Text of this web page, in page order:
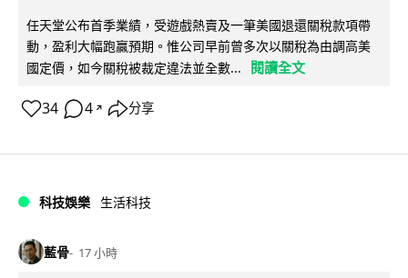
任天堂公布首季業績，受遊戲熱賣及一筆美國退還關稅款項帶
動，盈利大幅跑贏預期。惟公司早前曾多次以關稅為由調高美
國定價，如今關稅被裁定違法並全數...
閱讀全文
34 4 ↗ 分享
科技娛樂 生活科技
藍骨 17 小時